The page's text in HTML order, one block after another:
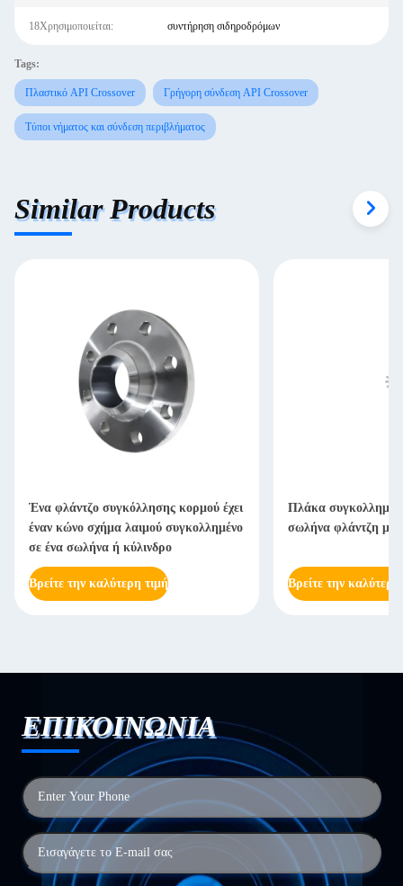
18Χρησιμοποιείται: συντήρηση σιδηροδρόμων
Tags:
Πλαστικό API Crossover Γρήγορη σύνδεση API Crossover
Τύποι νήματος και σύνδεση περιβλήματος
Similar Products
Ένα φλάντζο συγκόλλησης κορμού έχει
έναν κώνο σχήμα λαιμού συγκολλημένο
σε ένα σωλήνα ή κύλινδρο
Βρείτε την καλύτερη τιμή
Πλάκα
σωλήνα φλάντζη με
Βρείτε την καλύτερη
ΕΠΙΚΟΙΝΩΝΙΑ